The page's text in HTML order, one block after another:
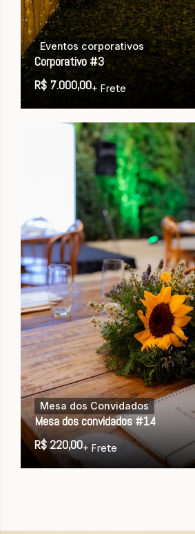
Eventos corporativos
Corporativo #3
R$ 7.000,00+ Frete
Mesa dos Convidados
Mesa dos convidados #14
R$ 220,00+ Frete